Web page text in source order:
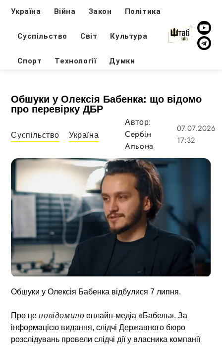
Україна Війна Закон Політика
Суспільство Світ Культура
Спорт Технології Думки
Обшуки у Олексія Бабенка: що відомо
про перевірку ДБР
Суспільство Україна
Автор:
Сербін
Альона
07.07.2026
17:32
Обшуки у Олексія Бабенка відбулися 7 липня.
Про цеповідомило онлайн-медіа «Бабель». За
інформацією видання, слідчі Державного бюро
розслідувань провели слідчі дії у власника компанії